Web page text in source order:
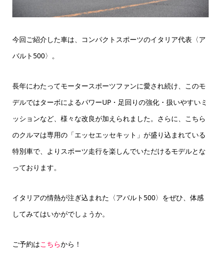
今回ご紹介した車は、コンパクトスポーツのイタリア代表〈ア
バルト500〉。
長年にわたってモータースポーツファンに愛され続け、このモ
デルではターボによるパワーUP・足回りの強化・扱いやすいミ
ッションなど、様々な改良が加えられました。さらに、こちら
のクルマは専用の「エッセエッセキット」が盛り込まれている
特別車で、よりスポーツ走行を楽しんでいただけるモデルとな
っております。
イタリアの情熱が注ぎ込まれた〈アバルト500〉をぜひ、体感
してみてはいかがでしょうか。
ご予約はこちらから！